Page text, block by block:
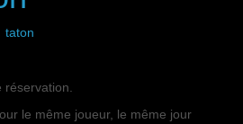
taton
le même joueur, le même jour